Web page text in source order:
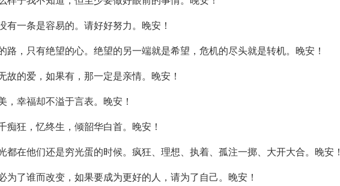
有一条是容易的。请好好努力。晚安！
路，只有绝望的心。绝望的另一端就是希望，危机的尽头就是转机。晚安！
故的爱，如果有，那一定是亲情。晚安！
，幸福却不溢于言表。晚安！
痴狂，忆终生，倾韶华白首。晚安！
都在他们还是穷光蛋的时候。疯狂、理想、执着、孤注一掷、大开大合。晚安！
为了谁而改变，如果要成为更好的人，请为了自己。晚安！